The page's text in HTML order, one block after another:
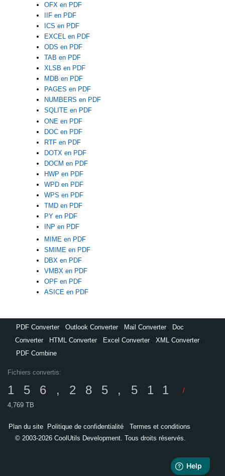
OFX en PDF
IIF en PDF
ICS en PDF
EXCEL en PDF
ODS en PDF
TAB en PDF
XLSB en PDF
MDB en PDF
PAGES en PDF
NUMBERS en PDF
SQLITE en PDF
ONE en PDF
DOC en PDF
RTF en PDF
DOTX en PDF
DOCM en PDF
HWP en PDF
WPD en PDF
WPS en PDF
TMD en PDF
PY en PDF
INP en PDF
MIME en PDF
SMIME en PDF
DBX en PDF
VMBX en PDF
OPF en PDF
ASICE en PDF
PDF Converter Outlook Converter Mail Converter
Doc
Converter
HTML Converter Excel Converter XML Converter
PDF Combine
Fichiers convertis:
156,285,511
/
4,769 TB
Plan du site Politique de confidentialité
Termes et conditions
© 2003-2026 CoolUtils Development. Tous droits réservés.